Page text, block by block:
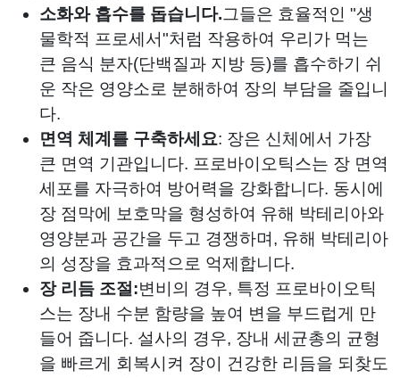
소화와 흡수를 돕습니다.그들은 효율적인 "생
물학적 프로세서"처럼 작용하여 우리가 먹는
큰 음식 분자(단백질과 지방 등)를 흡수하기 쉬
운 작은 영양소로 분해하여 장의 부담을 줄입니
다.
면역 체계를 구축하세요: 장은 신체에서 가장
큰 면역 기관입니다. 프로바이오틱스는 장 면역
세포를 자극하여 방어력을 강화합니다. 동시에
장 점막에 보호막을 형성하여 유해 박테리아와
영양분과 공간을 두고 경쟁하며, 유해 박테리아
의 성장을 효과적으로 억제합니다.
장 리듬 조절:변비의 경우, 특정 프로바이오틱
스는 장내 수분 함량을 높여 변을 부드럽게 만
들어 줍니다. 설사의 경우, 장내 세균총의 균형
을 빠르게 회복시켜 장이 건강한 리듬을 되찾도